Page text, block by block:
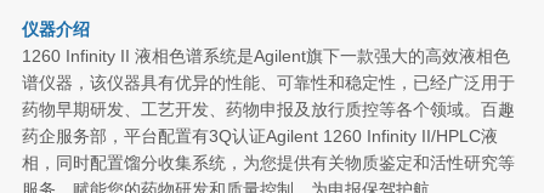
仪器介绍
1260 Infinity II 液相色谱系统是Agilent旗下一款强大的高效液相色
谱仪器，该仪器具有优异的性能、可靠性和稳定性，已经广泛用于
药物早期研发、工艺开发、药物申报及放行质控等各个领域。百趣
药企服务部，平台配置有3Q认证Agilent 1260 Infinity II/HPLC液
相，同时配置馏分收集系统，为您提供有关物质鉴定和活性研究等